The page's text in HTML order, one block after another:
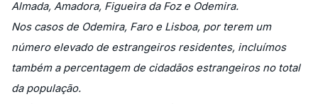
Almada, Amadora, Figueira da Foz e Odemira.
Nos casos de Odemira, Faro e Lisboa, por terem um
número elevado de estrangeiros residentes, incluímos
também a percentagem de cidadãos estrangeiros no total
da população.